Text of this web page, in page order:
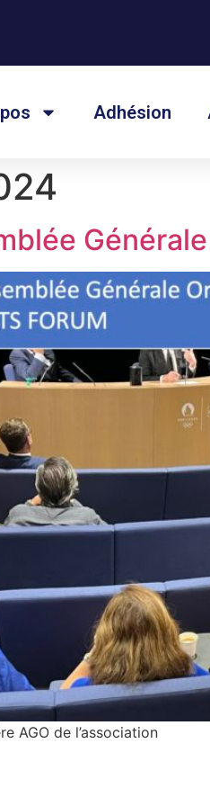
Adhésion
AGO de l’association